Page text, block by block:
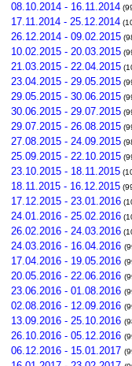
08.10.2014 - 16.11.2014
17.11.2014 - 25.12.2014
26.12.2014 - 09.02.2015
10.02.2015 - 20.03.2015
21.03.2015 - 22.04.2015
23.04.2015 - 29.05.2015
29.05.2015 - 30.06.2015
30.06.2015 - 29.07.2015
29.07.2015 - 26.08.2015
27.08.2015 - 24.09.2015
25.09.2015 - 22.10.2015
23.10.2015 - 18.11.2015
18.11.2015 - 16.12.2015
17.12.2015 - 23.01.2016
24.01.2016 - 25.02.2016
26.02.2016 - 24.03.2016
24.03.2016 - 16.04.2016
17.04.2016 - 19.05.2016
20.05.2016 - 22.06.2016
23.06.2016 - 01.08.2016
02.08.2016 - 12.09.2016
13.09.2016 - 25.10.2016
26.10.2016 - 05.12.2016
06.12.2016 - 15.01.2017